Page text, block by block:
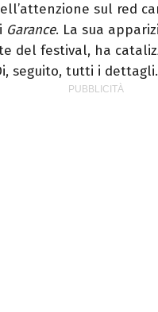
sul red
Garance. La sua
del festival, ha
seguito, tutti i dettagli.